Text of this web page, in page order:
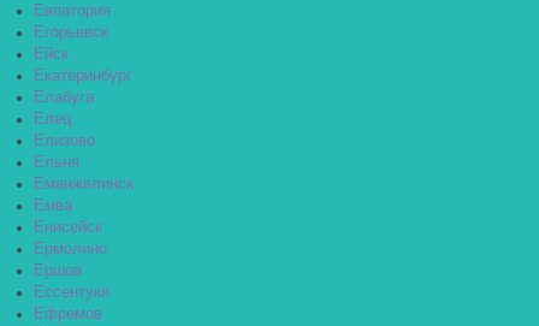
Евпатория
Егорьевск
Ейск
Екатеринбург
Елабуга
Елец
Елизово
Ельня
Еманжелинск
Емва
Енисейск
Ермолино
Ершов
Ессентуки
Ефремов